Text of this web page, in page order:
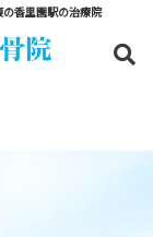
香里園駅の治療院